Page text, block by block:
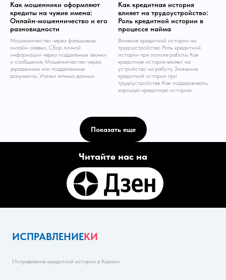
Как мошенники оформляют
кредиты на чужие имена:
Онлайн-мошенничество и его
разновидности
Мошенничество через фальшивые
онлайн-заявки, Сбор личной
информации через поддельные звонки
и сообщения, Мошенничество через
украденные или подделанные
документы, Утечки личных данных
Как кредитная история
влияет на трудоустройство:
Роль кредитной истории в
процессе найма
Влияние кредитной истории на
трудоустройство Роль кредитной
истории при поиске работы Как
кредитная история влияет на
устройство на работу Значение
кредитной истории при
трудоустройстве Как поддерживать
хорошую кредитную историю
Показать еще
Читайте нас на
LET'S GO!
ИСПРАВЛЕНИЕКИ
Исправление кредитной истории в Казани